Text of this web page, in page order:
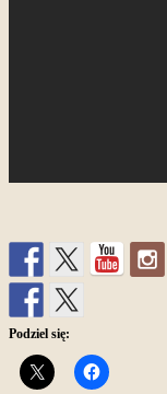
Podziel się: